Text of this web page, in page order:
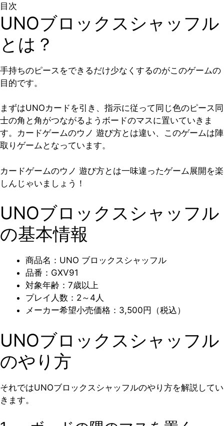
目次
UNOブロックスシャッフル
とは？
手持ちのピースをできるだけ少なくするのがこのゲームの
目的です。
まずはUNOカードを引き、指示に従って同じ色のピース同
士の角と角がつながるようボードのマスに置いていきま
す。カードゲームのウノ 遊び方とは違い、このゲームは陣
取りゲームとなっています。
カードゲームのウノ 遊び方とは一味違ったゲーム展開を楽
しんじゃいましょう！
UNOブロックスシャッフル
の基本情報
商品名：UNO ブロックスシャッフル
品番：GXV91
対象年齢：7歳以上
プレイ人数：2～4人
メーカー希望小売価格：3,500円（税込）
UNOブロックスシャッフル
のやり方
それではUNOブロックスシャッフルのやり方を解説してい
きます。